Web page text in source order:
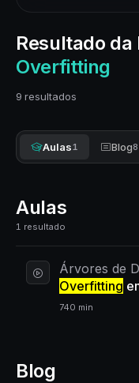
Resultado
Overfitting
9 resultados
Aulas1 Blog8
Aulas
1 resultado
Árvores de
Overfitting
740 min
Blog